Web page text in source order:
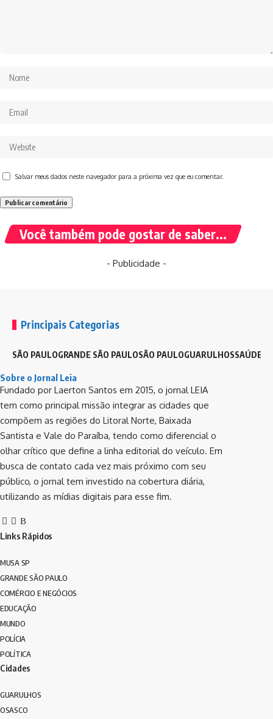
Salvar meus dados neste navegador para a próxima vez que eu comentar.
Você também pode gostar de saber...
SÃO PAULO
Ricardo Nunes assina acordo que libera megashow
internacional gratuito na Avenida Paulista
Novo TAC com o Ministério Público amplia número de grandes eventos e…
PorRedação Leia SP5 meses atrás
- Publicidade -
Principais Categorias
SÃO PAULOGRANDE SÃO PAULOSÃO PAULOGUARULHOSSAÚDE
Sobre o Jornal Leia
Fundado por Laerton Santos em 2015, o jornal LEIA
tem como principal missão integrar as cidades que
compõem as regiões do Litoral Norte, Baixada
Santista e Vale do Paraíba, tendo como diferencial o
olhar crítico que define a linha editorial do veículo. Em
busca de contato cada vez mais próximo com seu
público, o jornal tem investido na cobertura diária,
utilizando as mídias digitais para esse fim.
Links Rápidos
MUSA SP
GRANDE SÃO PAULO
COMÉRCIO E NEGÓCIOS
EDUCAÇÃO
MUNDO
POLÍCIA
POLÍTICA
Cidades
GUARULHOS
OSASCO